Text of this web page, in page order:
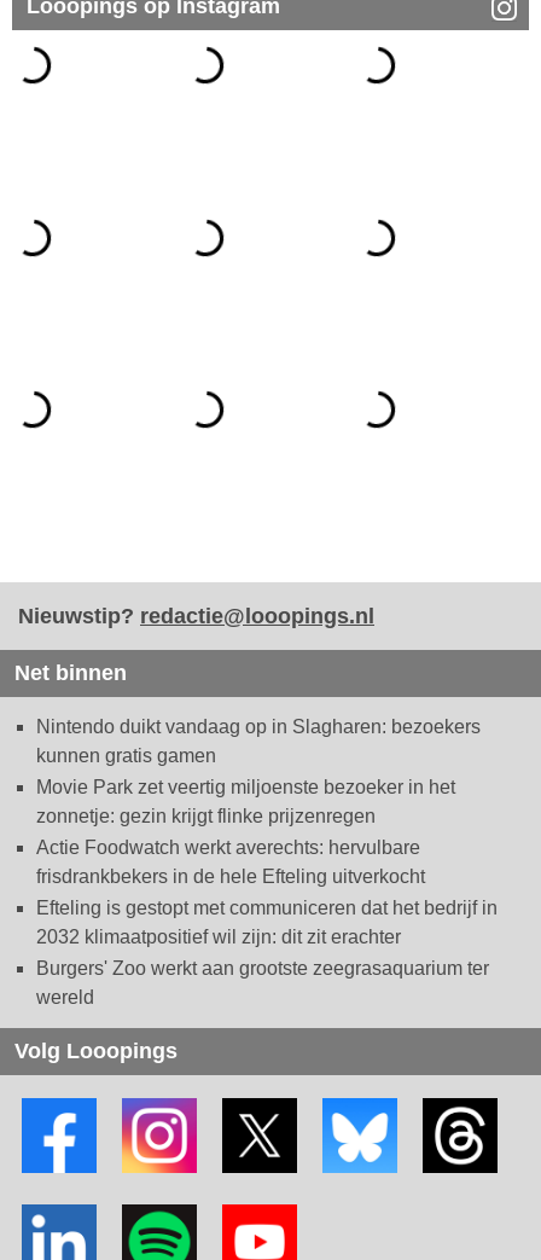
Looopings op Instagram
Nieuwstip? redactie@looopings.nl
Net binnen
Nintendo duikt vandaag op in Slagharen: bezoekers
kunnen gratis gamen
Movie Park zet veertig miljoenste bezoeker in het
zonnetje: gezin krijgt flinke prijzenregen
Actie Foodwatch werkt averechts: hervulbare
frisdrankbekers in de hele Efteling uitverkocht
Efteling is gestopt met communiceren dat het bedrijf in
2032 klimaatpositief wil zijn: dit zit erachter
Burgers' Zoo werkt aan grootste zeegrasaquarium ter
wereld
Volg Looopings